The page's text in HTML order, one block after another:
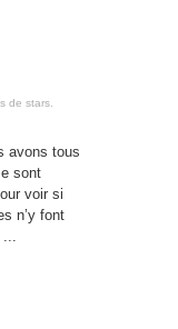
de stars.
avons tous
sont
voir si
n’y font
...